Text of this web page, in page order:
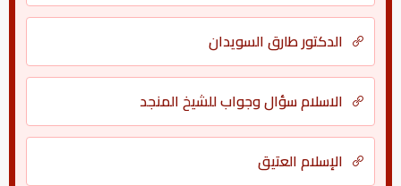
الدكتور طارق السويدان
الاسلام سؤال وجواب للشيخ المنجد
الإسلام العتيق